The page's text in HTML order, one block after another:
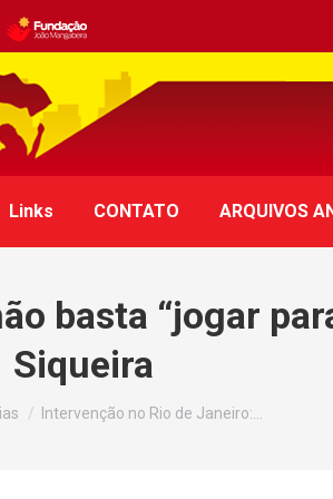
Links CONTATO ARQUIVOS
basta “jogar
Siqueira
Intervenção no Rio de Janeiro:…